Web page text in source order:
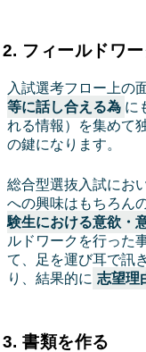
2. フィールドワー
入試選考フロー上の
等に話し合える為 に
れる情報）を集めて
の鍵になります。
総合型選抜入試にお
への興味はもちろん
験生における意欲・
ルドワークを行った
て、足を運び耳で訊
り、結果的に 志望理
3. 書類を作る